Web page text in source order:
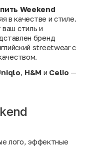
Weekend
в качестве и стиле.
стиль и
бренд
streetwear с
, H&M и Celio —
лого, эффектные